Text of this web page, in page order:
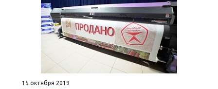
15 октября 2019